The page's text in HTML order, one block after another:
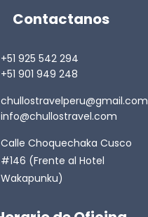
Contactanos
+51 925 542 294
+51 901 949 248
chullostravelperu@gmail.com
info@chullostravel.com
Calle Choquechaka Cusco
#146 (Frente al Hotel
Wakapunku)